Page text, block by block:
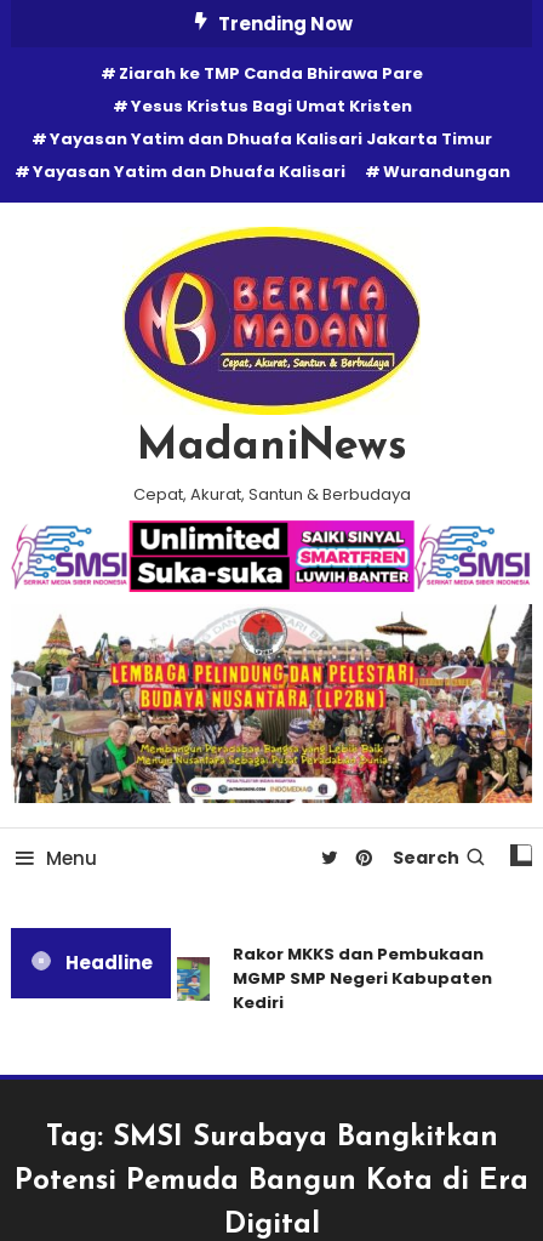
Trending Now
Ziarah ke TMP Canda Bhirawa Pare
Yesus Kristus Bagi Umat Kristen
Yayasan Yatim dan Dhuafa Kalisari Jakarta Timur
Yayasan Yatim dan Dhuafa Kalisari
Wurandungan
MadaniNews
Cepat, Akurat, Santun & Berbudaya
Menu Search
Headline
Rakor MKKS dan Pembukaan
MGMP SMP Negeri Kabupaten
Kediri
Tag: SMSI Surabaya Bangkitkan
Potensi Pemuda Bangun Kota di Era
Digital